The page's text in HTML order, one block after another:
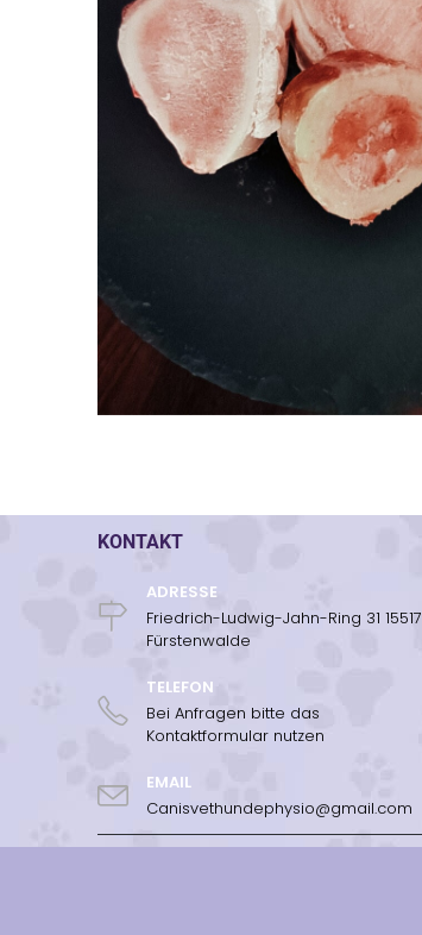
KONTAKT
ADRESSE
Friedrich-Ludwig-Jahn-Ring 31 15517
Fürstenwalde
TELEFON
Bei Anfragen bitte das
Kontaktformular nutzen
EMAIL
Canisvethundephysio@gmail.com